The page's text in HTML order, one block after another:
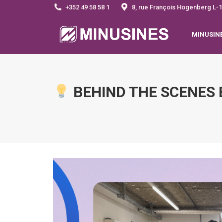
+352 49 58 58 1 8, rue François Hogenberg L-
BEHIND THE